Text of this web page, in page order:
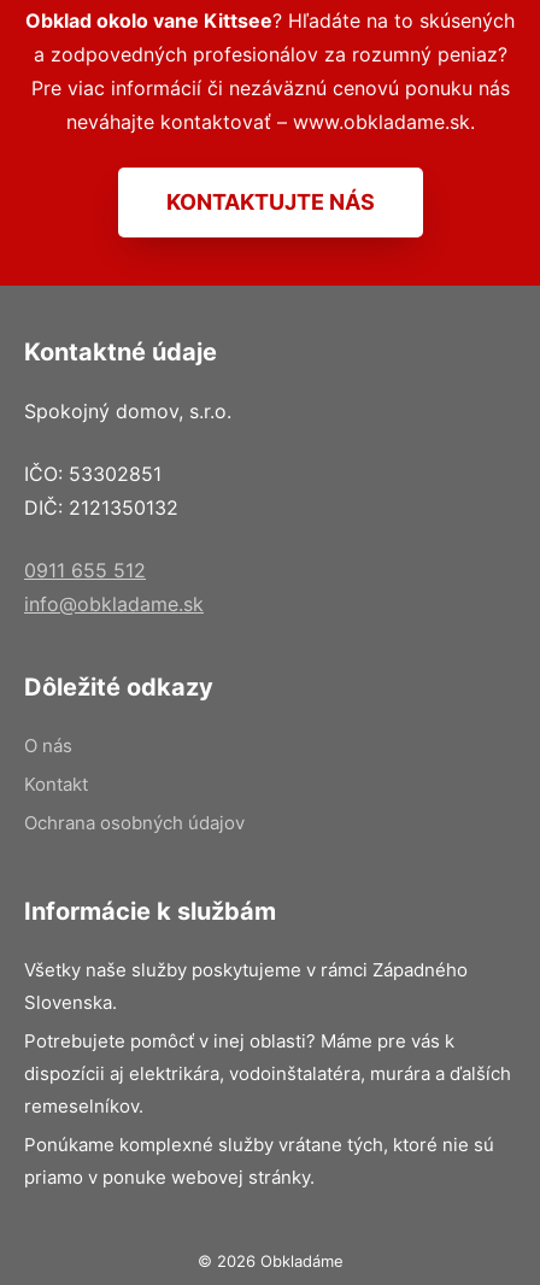
Obklad okolo vane Kittsee? Hľadáte na to skúsených
a zodpovedných profesionálov za rozumný peniaz?
Pre viac informácií či nezáväznú cenovú ponuku nás
neváhajte kontaktovať – www.obkladame.sk.
KONTAKTUJTE NÁS
Kontaktné údaje
Spokojný domov, s.r.o.
IČO: 53302851
DIČ: 2121350132
0911 655 512
info@obkladame.sk
Dôležité odkazy
O nás
Kontakt
Ochrana osobných údajov
Informácie k službám
Všetky naše služby poskytujeme v rámci Západného
Slovenska.
Potrebujete pomôcť v inej oblasti? Máme pre vás k
dispozícii aj elektrikára, vodoinštalatéra, murára a ďalších
remeselníkov.
Ponúkame komplexné služby vrátane tých, ktoré nie sú
priamo v ponuke webovej stránky.
© 2026 Obkladáme